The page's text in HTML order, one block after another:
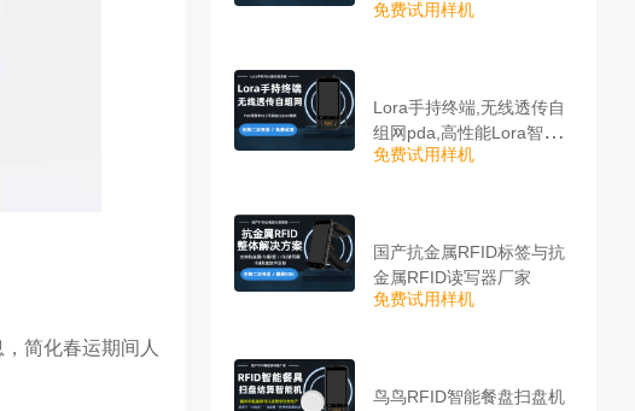
简化春运期间人
免费试用样机
Lora手持终端,无线透传自
组网pda,高性能Lora智能
巡检机
免费试用样机
国产抗金属RFID标签与抗
金属RFID读写器厂家
免费试用样机
鸟鸟RFID智能餐盘扫盘机